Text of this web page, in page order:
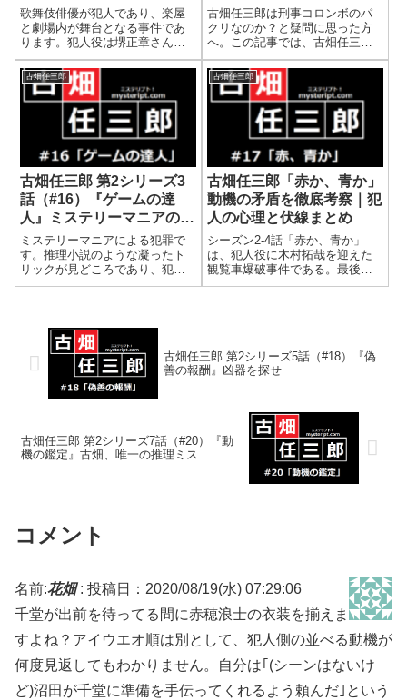
歌舞伎俳優が犯人であり、楽屋
と劇場内が舞台となる事件であ
ります。犯人役は堺正章さんで
あり、ミスター隠し芸の面目躍
如の活躍で歌舞伎のシーンを見
事に演じきっているのが素晴ら
しいです。古畑との丁々発止の
やりとり、やや演技ががった台
詞や動作などは思...
古畑任三郎は刑事コロンボのパ
クリなのか？と疑問に思った方
へ。この記事では、古畑任三郎
に影響を与えた刑事コロンボ
（全69作品）について、オマー
ジュ元となったエピソードや展
開・トリックの共通点をまとめ
ました。エピソード別に分かり
やすく徹底解説します。
古畑任三郎
古畑任三郎 第2シリーズ3
話（#16）『ゲームの達
人』ミステリーマニアの犯
罪
ミステリーマニアによる犯罪で
す。推理小説のような凝ったト
リックが見どころであり、犯
人・乾研一郎を演じる草刈正雄
を舞台に非常に画になりまし
た。データ脚本：三谷幸喜監
督：関口静夫制作：フジ...
古畑任三郎
古畑任三郎「赤か、青か」
動機の矛盾を徹底考察｜犯
人の心理と伏線まとめ
シーズン2-4話「赤か、青か」
は、犯人役に木村拓哉を迎えた
観覧車爆破事件である。最後に
古畑任三郎が犯人に動機を尋ね
のである。
古畑任三郎 第2シリーズ5話（#18）『偽
善の報酬』凶器を探せ
古畑任三郎 第2シリーズ7話（#20）『動
機の鑑定』古畑、唯一の推理ミス
コメント
名前:花畑: 投稿日：2020/08/19(水) 07:29:06
千堂が出前を待ってる間に赤穂浪士の衣装を揃えま
すよね？アイウエオ順は別として、犯人側の並べる動機が
何度見返してもわかりません。自分は｢(シーンはないけ
ど)沼田が千堂に準備を手伝ってくれるよう頼んだ｣という